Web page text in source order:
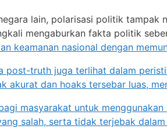
lain, polarisasi politik
mengaburkan fakta politik
keamanan nasional dengan
post-truth juga terlihat dalam
akurat dan hoaks tersebar luas,
masyarakat untuk
salah, serta tidak terjebak